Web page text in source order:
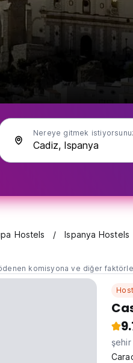
Nereye gitmek
Hostels Ispanya Hostels
komisyona ve diğer